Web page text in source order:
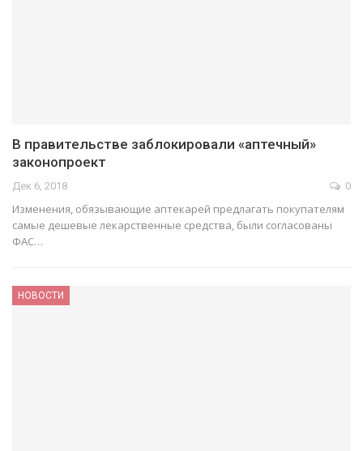
В правительстве заблокировали «аптечный»
законопроект
Дек 6, 2018 0
Изменения, обязывающие аптекарей предлагать покупателям
самые дешевые лекарственные средства, были согласованы
ФАС…
НОВОСТИ